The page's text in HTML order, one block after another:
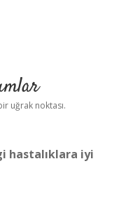
uğrak noktası.
hastalıklara iyi